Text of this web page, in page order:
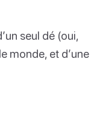
seul dé (oui,
monde, et d’une